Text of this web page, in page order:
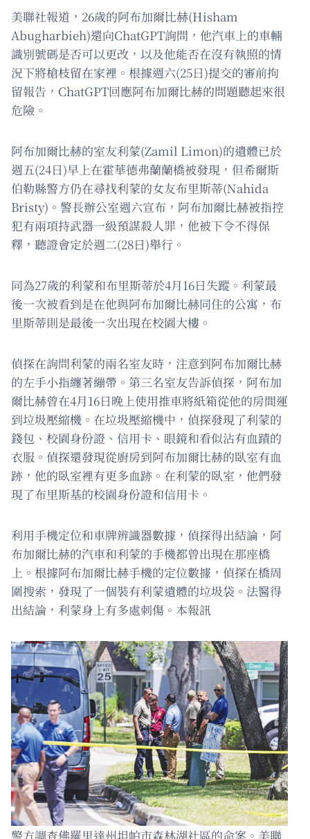
美聯社報道，26歲的阿布加爾比赫(Hisham
Abugharbieh)還向ChatGPT詢問，他汽車上的車輛
識別號碼是否可以更改，以及他能否在沒有執照的情
況下將槍枝留在家裡。根據週六(25日)提交的審前拘
留報告，ChatGPT回應阿布加爾比赫的問題聽起來很
危險。
阿布加爾比赫的室友利蒙(Zamil Limon)的遺體已於
週五(24日)早上在霍華德弗蘭蘭橋被發現，但希爾斯
伯勒縣警方仍在尋找利蒙的女友布里斯蒂(Nahida
Bristy)。警長辦公室週六宣布，阿布加爾比赫被指控
犯有兩項持武器一級預謀殺人罪，他被下令不得保
釋，聽證會定於週二(28日)舉行。
同為27歲的利蒙和布里斯蒂於4月16日失蹤。利蒙最
後一次被看到是在他與阿布加爾比赫同住的公寓，布
里斯蒂則是最後一次出現在校園大樓。
偵探在詢問利蒙的兩名室友時，注意到阿布加爾比赫
的左手小指纏著繃帶。第三名室友告訴偵探，阿布加
爾比赫曾在4月16日晚上使用推車將紙箱從他的房間運
到垃圾壓縮機。在垃圾壓縮機中，偵探發現了利蒙的
錢包、校園身份證、信用卡、眼鏡和看似沾有血蹟的
衣服。偵探還發現從廚房到阿布加爾比赫的臥室有血
跡，他的臥室裡有更多血跡。在利蒙的臥室，他們發
現了布里斯基的校園身份證和信用卡。
利用手機定位和車牌辨識器數據，偵探得出結論，阿
布加爾比赫的汽車和利蒙的手機都曾出現在那座橋
上。根據阿布加爾比赫手機的定位數據，偵探在橋周
圍搜索，發現了一個裝有利蒙遺體的垃圾袋。法醫得
出結論，利蒙身上有多處刺傷。本報訊
警方調查佛羅里達州坦帕市森林湖社區的命案。美聯